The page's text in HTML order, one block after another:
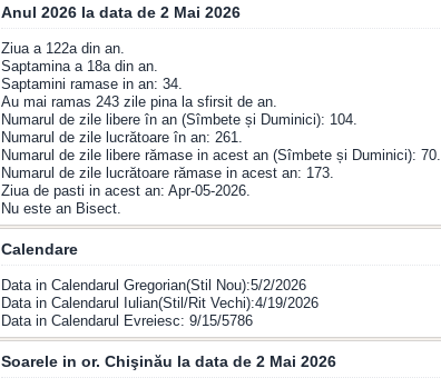
Anul 2026 la data de 2 Mai 2026
Ziua a 122a din an.
Saptamina a 18a din an.
Saptamini ramase in an: 34.
Au mai ramas 243 zile pina la sfirsit de an.
Numarul de zile libere în an (Sîmbete și Duminici): 104.
Numarul de zile lucrătoare în an: 261.
Numarul de zile libere rămase in acest an (Sîmbete și Duminici): 70.
Numarul de zile lucrătoare rămase in acest an: 173.
Ziua de pasti in acest an: Apr-05-2026.
Nu este an Bisect.
Calendare
Data in Calendarul Gregorian(Stil Nou):5/2/2026
Data in Calendarul Iulian(Stil/Rit Vechi):4/19/2026
Data in Calendarul Evreiesc: 9/15/5786
Soarele in or. Chişinău la data de 2 Mai 2026